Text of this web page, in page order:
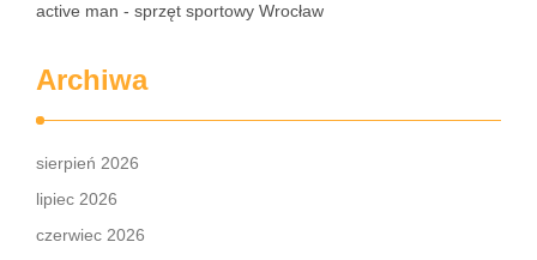
active man - sprzęt sportowy Wrocław
Archiwa
sierpień 2026
lipiec 2026
czerwiec 2026